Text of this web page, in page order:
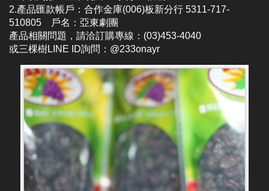
2.產品匯款帳戶：合作金庫(006)板新分行 5311-717-
510805 戶名：亞東劇團
產品相關問題，請洽訂購專線：(03)453-4040
或三棵樹LINE ID詢問：@233onayr